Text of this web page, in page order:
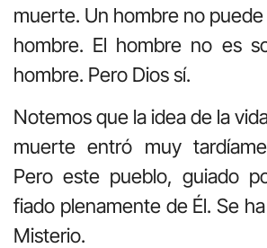
muerte. Un hombre no
hombre. El hombre no es
hombre. Pero Dios sí.
Notemos que la idea de la
muerte entró muy
Pero este pueblo, guiado
fiado plenamente de Él. Se
Misterio.